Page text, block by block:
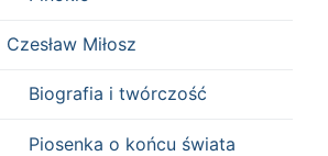
Czesław Miłosz
Biografia i twórczość
Piosenka o końcu świata